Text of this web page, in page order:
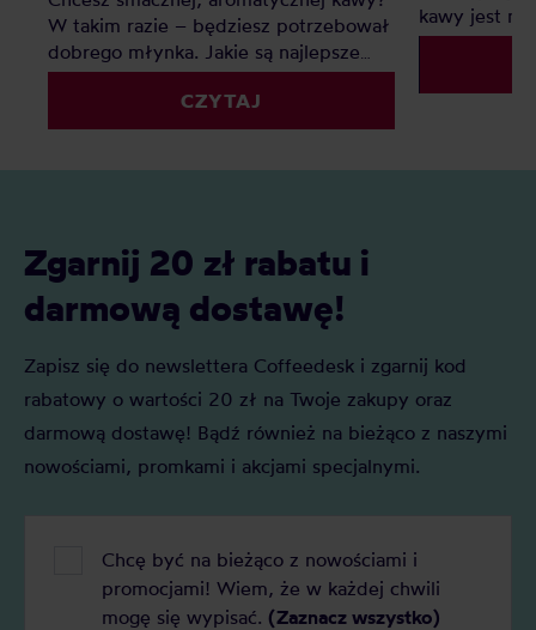
W takim razie – będziesz potrzebował
dobrego młynka. Jakie są najlepsze
młynki do kawy? Oto nasz mały
CZYTAJ
kawy jest
pysznej
młynek w
Zgarnij 20 zł rabatu i
darmową dostawę!
Zapisz się do newslettera Coffeedesk i zgarnij kod
rabatowy o wartości 20 zł na Twoje zakupy oraz
darmową dostawę! Bądź również na bieżąco z naszymi
nowościami, promkami i akcjami specjalnymi.
Chcę być na bieżąco z nowościami i
promocjami! Wiem, że w każdej chwili
mogę się wypisać. (Zaznacz wszystko)